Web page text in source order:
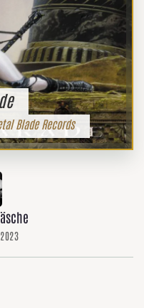
Blade Records